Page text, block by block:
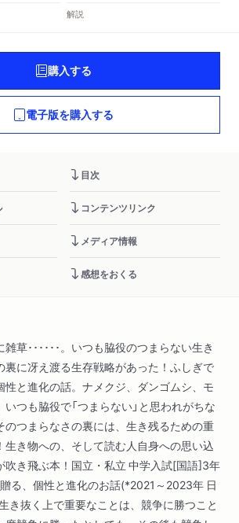
解説
購入する
電子版を購入する
目次
コンテンツリンク
メディア情報
感想をおくる
草･･････。いつも脇役のつまらない生き
裏に冴え渡る生存戦略があった！ふしぎで
性と進化の話。ナメクジ、ダンゴムシ、モ
いつも脇役で「つまらない」と思われがちな
のつまらなさの裏には、生き残るための重
生き物への、そして読む人自身への思い込
吹き飛ぶ本！国立・私立 中学入試[国語]3年
る、個性と進化のお話(*2021～2023年 日
き抜く上で重要なことは、競争に勝つこと